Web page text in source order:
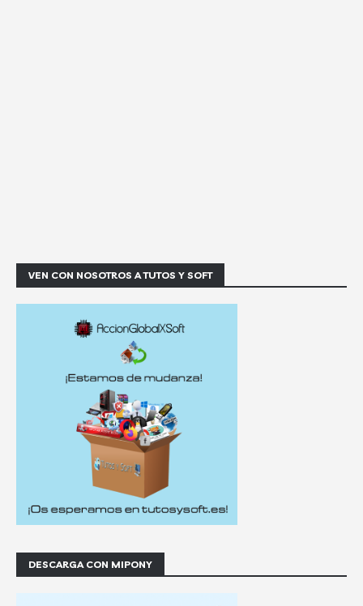
VEN CON NOSOTROS A TUTOS Y SOFT
DESCARGA CON MIPONY